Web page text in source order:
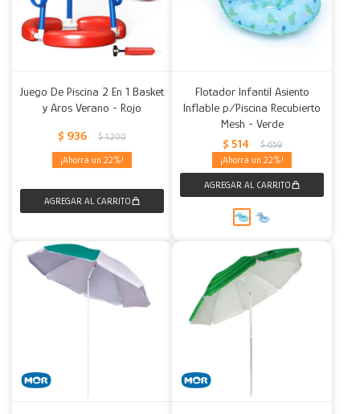
Juego De Piscina 2 En 1 Basket
y Aros Verano - Rojo
$ 936 $ 1.200
22
Flotador Infantil Asiento
Inflable p/Piscina Recubierto
Mesh - Verde
$ 514 $ 659
22